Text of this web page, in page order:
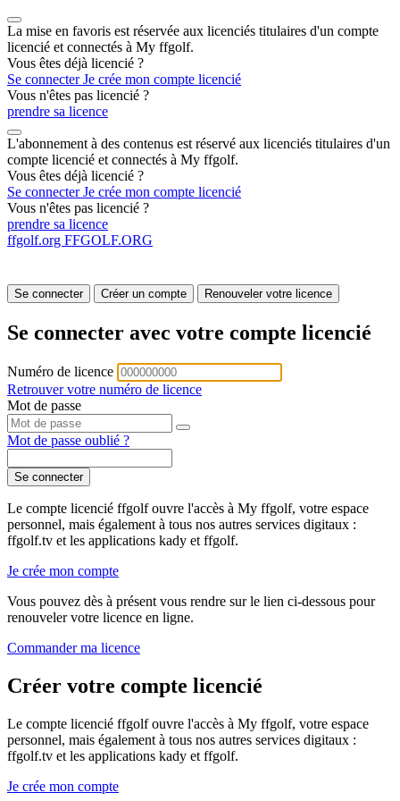
La mise en favoris est réservée aux licenciés titulaires d'un compte
licencié et connectés à My ffgolf.
Vous êtes déjà licencié ?
Se connecterJe crée mon compte licencié
Vous n'êtes pas licencié ?
prendre sa licence
L'abonnement à des contenus est réservé aux licenciés titulaires d'un
compte licencié et connectés à My ffgolf.
Vous êtes déjà licencié ?
Se connecterJe crée mon compte licencié
Vous n'êtes pas licencié ?
prendre sa licence
ffgolf.org FFGOLF.ORG
Se connecter Créer un compte Renouveler votre licence
Se connecter avec votre compte licencié
Numéro de licence
Retrouver votre numéro de licence
Mot de passe
Mot de passe oublié ?
Se connecter
Le compte licencié ffgolf ouvre l'accès à My ffgolf, votre espace
personnel, mais également à tous nos autres services digitaux :
ffgolf.tv et les applications kady et ffgolf.
Je crée mon compte
Vous pouvez dès à présent vous rendre sur le lien ci-dessous pour
renouveler votre licence en ligne.
Commander ma licence
Créer votre compte licencié
Le compte licencié ffgolf ouvre l'accès à My ffgolf, votre espace
personnel, mais également à tous nos autres services digitaux :
ffgolf.tv et les applications kady et ffgolf.
Je crée mon compte